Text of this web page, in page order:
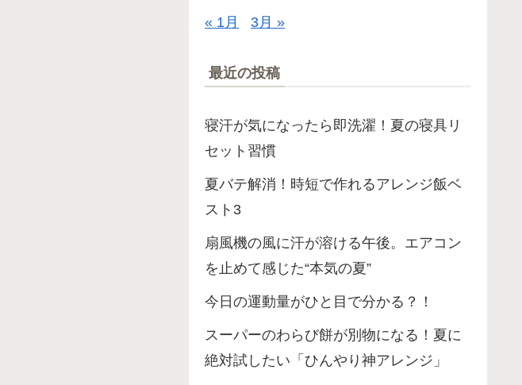
« 1月 3月 »
最近の投稿
寝汗が気になったら即洗濯！夏の寝具リ
セット習慣
夏バテ解消！時短で作れるアレンジ飯ベ
スト3
扇風機の風に汗が溶ける午後。エアコン
を止めて感じた“本気の夏”
今日の運動量がひと目で分かる？！
スーパーのわらび餅が別物になる！夏に
絶対試したい「ひんやり神アレンジ」